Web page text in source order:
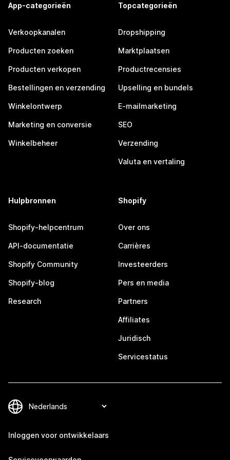
App-categorieën
Verkoopkanalen
Producten zoeken
Producten verkopen
Bestellingen en verzending
Winkelontwerp
Marketing en conversie
Winkelbeheer
Topcategorieën
Dropshipping
Marktplaatsen
Productrecensies
Upselling en bundels
E-mailmarketing
SEO
Verzending
Valuta en vertaling
Hulpbronnen
Shopify-helpcentrum
API-documentatie
Shopify Community
Shopify-blog
Research
Shopify
Over ons
Carrières
Investeerders
Pers en media
Partners
Affiliates
Juridisch
Servicestatus
Inloggen voor ontwikkelaars